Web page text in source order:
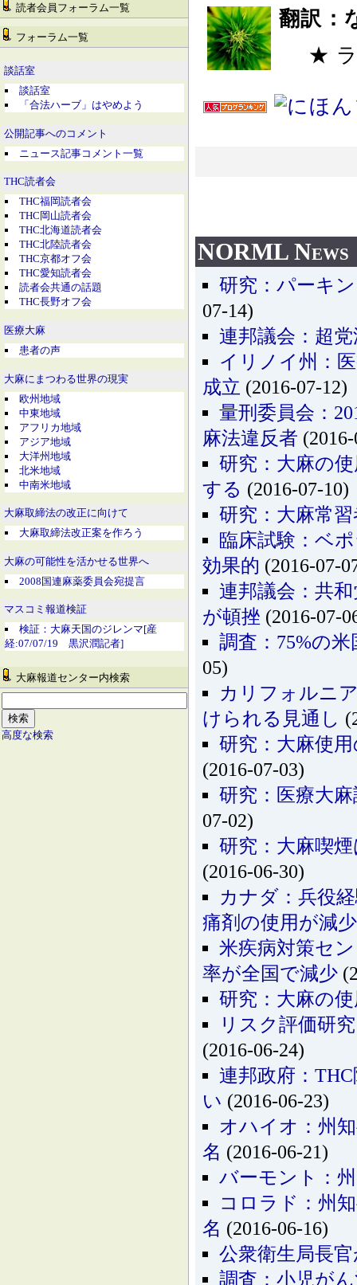
読者会員フォーラム一覧
フォーラム一覧
談話室
談話室
「合法ハーブ」はやめよう
公開記事へのコメント
ニュース記事コメント一覧
THC読者会
THC福岡読者会
THC岡山読者会
THC北海道読者会
THC北陸読者会
THC京都オフ会
THC愛知読者会
読者会共通の話題
THC長野オフ会
医療大麻
患者の声
大麻にまつわる世界の現実
欧州地域
中東地域
アフリカ地域
アジア地域
大洋州地域
北米地域
中南米地域
大麻取締法の改正に向けて
大麻取締法改正案を作ろう
大麻の可能性を活かせる世界へ
2008国連麻薬委員会宛提言
マスコミ報道検証
検証：大麻天国のジレンマ[産
経:07/07/19 黒沢潤記者]
大麻報道センター内検索
高度な検索
翻訳：
★ ラ
NORML News
研究：パーキ
07-14)
連邦議会：超
イリノイ州：
成立 (2016-07-12)
量刑委員会：
麻法違反者
研究：大麻の
する (2016-07-10)
研究：大麻常
臨床試験：ベ
効果的 (2016-07-
連邦議会：共
が頓挫 (2016-07-
調査：75%の
05)
カリフォルニ
けられる見通し
研究：大麻使
(2016-07-03)
研究：医療大
07-02)
研究：大麻喫
(2016-06-30)
カナダ：兵役
痛剤の使用が減少
米疾病対策セ
率が全国で減少
研究：大麻の
リスク評価研
(2016-06-24)
連邦政府：
い (2016-06-23)
オハイオ：州
名 (2016-06-21)
バーモント：
コロラド：州
名 (2016-06-16)
公衆衛生局長
調査：小児が